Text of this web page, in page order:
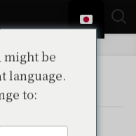
might be
language.
to: